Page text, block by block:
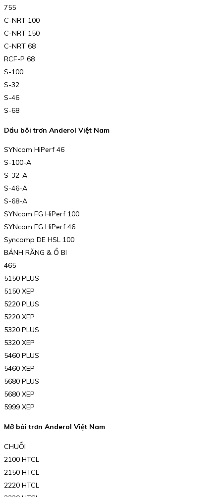
755
C-NRT 100
C-NRT 150
C-NRT 68
RCF-P 68
S-100
S-32
S-46
S-68
Dầu bôi trơn Anderol Việt Nam
SYNcom HiPerf 46
S-100-A
S-32-A
S-46-A
S-68-A
SYNcom FG HiPerf 100
SYNcom FG HiPerf 46
Syncomp DE HSL 100
BÁNH RĂNG & Ổ BI
465
5150 PLUS
5150 XEP
5220 PLUS
5220 XEP
5320 PLUS
5320 XEP
5460 PLUS
5460 XEP
5680 PLUS
5680 XEP
5999 XEP
Mỡ bôi trơn Anderol Việt Nam
CHUỖI
2100 HTCL
2150 HTCL
2220 HTCL